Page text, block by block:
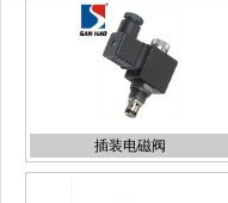
液压泵站